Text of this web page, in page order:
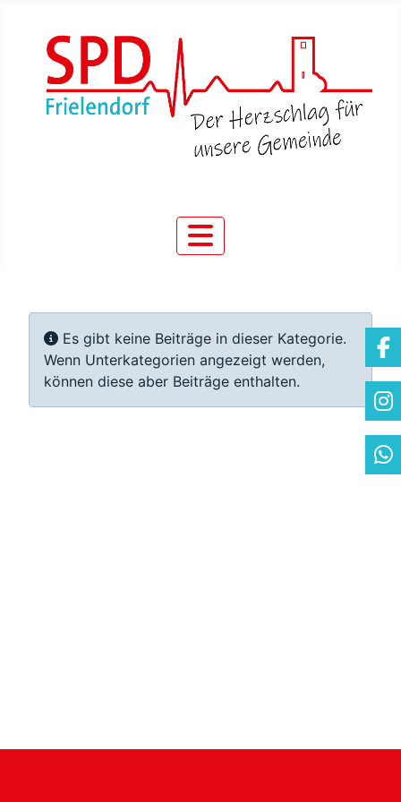
Information
Es gibt keine Beiträge in dieser Kategorie.
Wenn Unterkategorien angezeigt werden,
können diese aber Beiträge enthalten.